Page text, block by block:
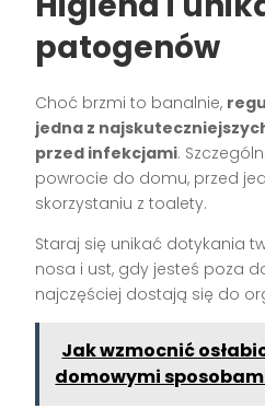
patogenów
Choć brzmi to banalnie,
jedna z
przed infekcjami.
powrocie do domu, przed
skorzystaniu z toalety.
Staraj się unikać dotykania
nosa i ust, gdy jesteś poza
najczęściej dostają się do
Jak wzmocnić
domowymi